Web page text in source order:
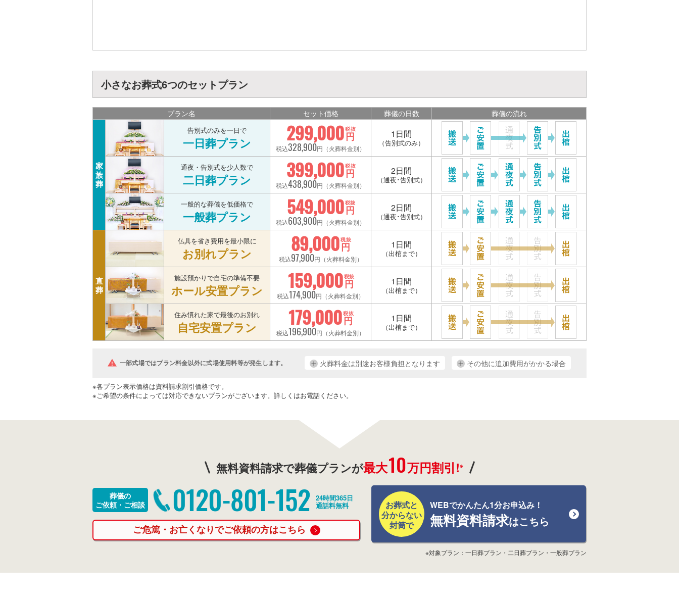
小さなお葬式6つのセットプラン
プラン名 セット価格 葬儀の日数 葬儀の流れ
家
族
葬
告別式のみを一日で
一日葬プラン 299,000円
税抜
税込328,900円（火葬料金別）
1日間
（告別式のみ）
通夜・告別式を少人数で
二日葬プラン 399,000円
税抜
税込438,900円（火葬料金別）
2日間
（通夜･告別式）
一般的な葬儀を低価格で
一般葬プラン 549,000円
税抜
税込603,900円（火葬料金別）
2日間
（通夜･告別式）
直
葬
仏具を省き費用を最小限に
お別れプラン 89,000円
税抜
税込97,900円（火葬料金別）
1日間
（出棺まで）
施設預かりで自宅の準備不要
ホール安置プラン 159,000円
税抜
税込174,900円（火葬料金別）
1日間
（出棺まで）
住み慣れた家で最後のお別れ
自宅安置プラン 179,000円
税抜
税込196,900円（火葬料金別）
1日間
（出棺まで）
一部式場ではプラン料金以外に式場使用料等が発生します。 火葬料金は別途お客様負担となります その他に追加費用がかかる場合
※各プラン表示価格は資料請求割引価格です。
※ご希望の条件によっては対応できないプランがございます。詳しくはお電話ください。
無料資料請求で葬儀プランが最大10万円割引!※
葬儀の
ご依頼・ご相談
0120-801-152 24時間365日
通話料無料
ご危篤・お亡くなりでご依頼の方はこちら
お葬式と
分からない
封筒で
WEBでかんたん1分お申込み！
無料資料請求はこちら
※対象プラン：一日葬プラン・二日葬プラン・一般葬プラン